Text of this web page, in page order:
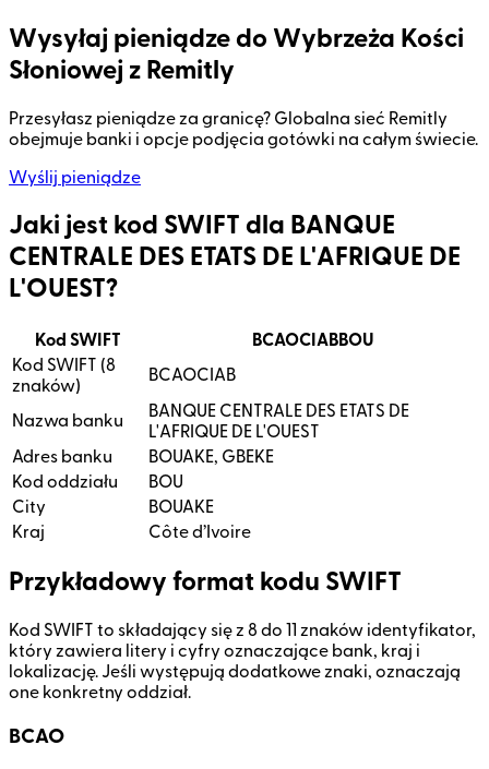
Wysyłaj pieniądze do Wybrzeża Kości
Słoniowej z Remitly
Przesyłasz pieniądze za granicę? Globalna sieć Remitly
obejmuje banki i opcje podjęcia gotówki na całym świecie.
Wyślij pieniądze
Jaki jest kod SWIFT dla BANQUE
CENTRALE DES ETATS DE L'AFRIQUE DE
L'OUEST?
Kod SWIFT
BCAOCIABBOU
Kod SWIFT (8
znaków)
BCAOCIAB
Nazwa banku
BANQUE CENTRALE DES ETATS DE
L'AFRIQUE DE L'OUEST
Adres banku
BOUAKE, GBEKE
Kod oddziału
BOU
City
BOUAKE
Kraj
Côte d’Ivoire
Przykładowy format kodu SWIFT
Kod SWIFT to składający się z 8 do 11 znaków identyfikator,
który zawiera litery i cyfry oznaczające bank, kraj i
lokalizację. Jeśli występują dodatkowe znaki, oznaczają
one konkretny oddział.
BCAO